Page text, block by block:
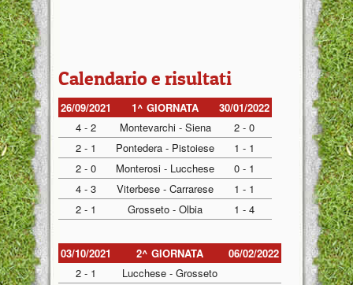
Calendario e risultati
26/09/2021 1^ GIORNATA
30/01/2022
4 - 2
Montevarchi - Siena
2 - 0
2 - 1
Pontedera - Pistoiese
1 - 1
2 - 0
Monterosi - Lucchese
0 - 1
4 - 3
Viterbese - Carrarese
1 - 1
2 - 1
Grosseto - Olbia 1 - 4
03/10/2021 2^ GIORNATA
06/02/2022
2 - 1
Lucchese - Grosseto